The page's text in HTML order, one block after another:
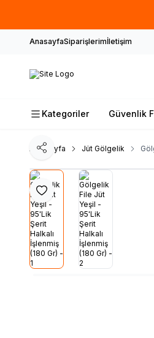
AnasayfaSiparişlerimİletişim
Kategoriler Güvenlik
Ana Sayfa Jüt Gölgelik
Favoriye Ekle
Paylaş